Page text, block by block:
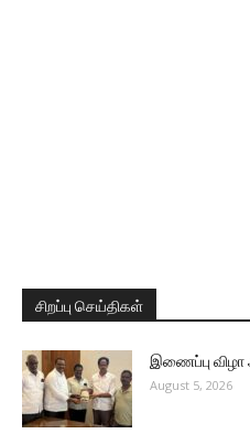
சிறப்பு செய்திகள்
இணைப்பு
August 5, 2026